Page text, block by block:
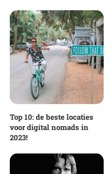
Top 10: de beste locaties
voor digital nomads in
2023!